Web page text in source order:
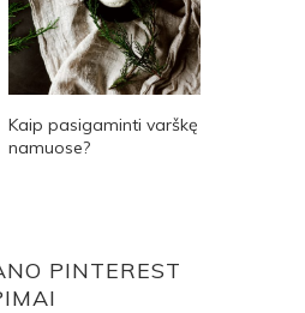
Kaip pasigaminti varškę
namuose?
PINTEREST